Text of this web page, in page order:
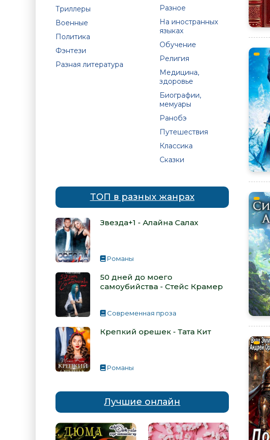
Триллеры
Военные
Политика
Фэнтези
Разная литература
Разное
На иностранных
языках
Обучение
Религия
Медицина,
здоровье
Биографии,
мемуары
Ранобэ
Путешествия
Классика
Сказки
ТОП в разных жанрах
Звезда+1 - Алайна Салах
Романы
50 дней до моего
самоубийства - Стейс Крамер
Современная проза
Крепкий орешек - Тата Кит
Романы
Лучшие онлайн